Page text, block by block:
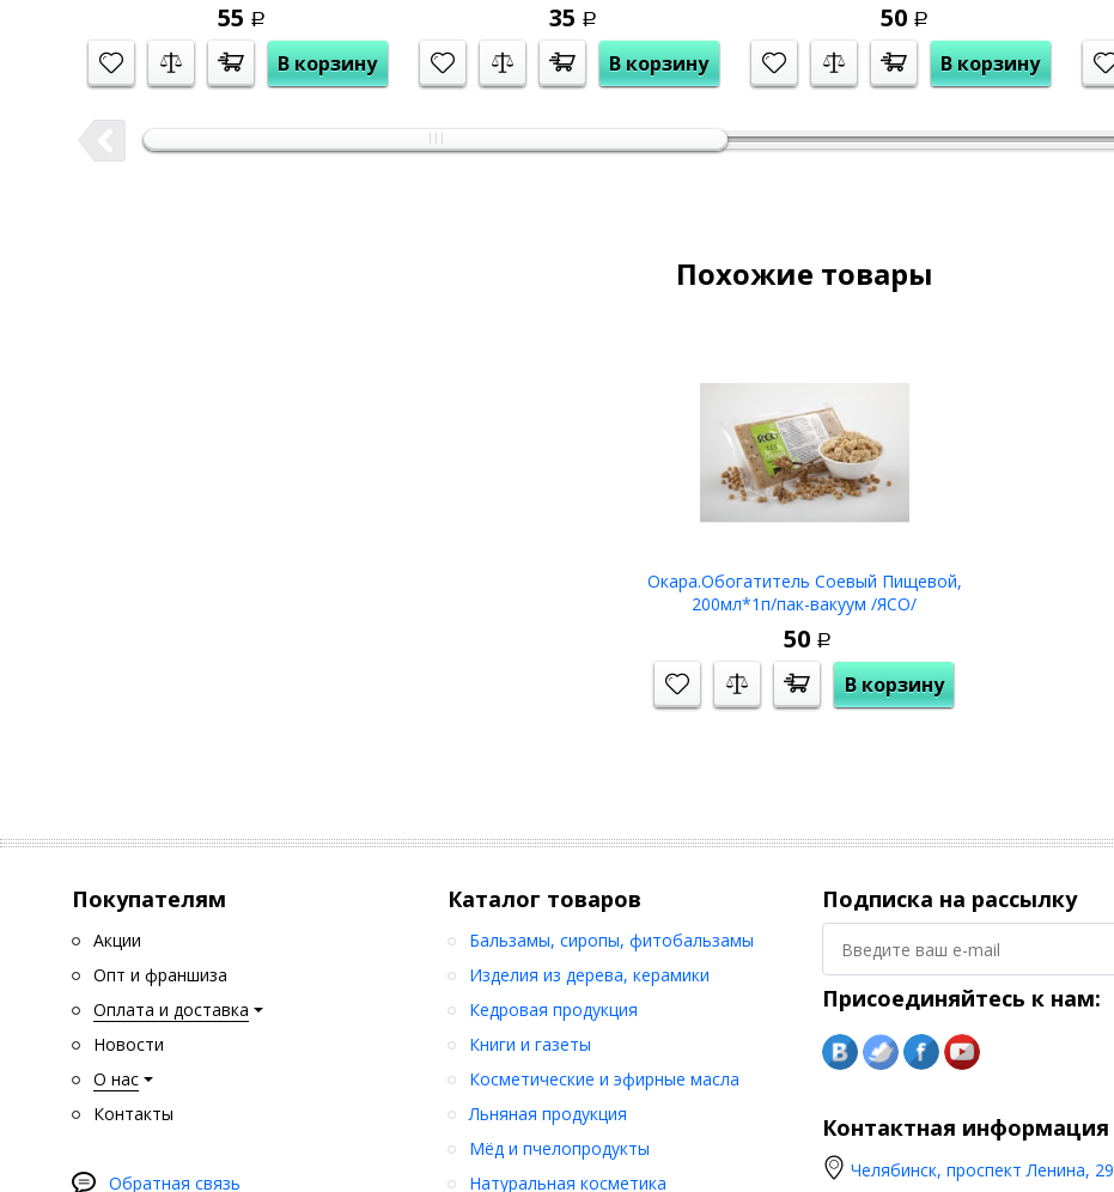
55 Р
В корзину
35 Р
В корзину
50 Р
В корзину
Похожие товары
Окара.Обогатитель Соевый Пищевой,
200мл*1п/пак-вакуум /ЯСО/
50 Р
В корзину
Покупателям
Акции
Опт и франшиза
Оплата и доставка
Новости
О нас
Контакты
Обратная связь
Каталог товаров
Бальзамы, сиропы, фитобальзамы
Изделия из дерева, керамики
Кедровая продукция
Книги и газеты
Косметические и эфирные масла
Льняная продукция
Мёд и пчелопродукты
Натуральная косметика
Подписка на рассылку
Присоединяйтесь к нам:
Контактная информация
Челябинск, проспект Ленина, 29